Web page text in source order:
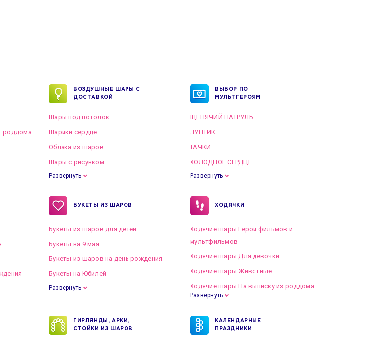
роддома
ВОЗДУШНЫЕ ШАРЫ С
ДОСТАВКОЙ
Шары под потолок
Шарики сердце
Облака из шаров
Шары с рисунком
Развернуть
ВЫБОР ПО
МУЛЬТГЕРОЯМ
ЩЕНЯЧИЙ ПАТРУЛЬ
ЛУНТИК
ТАЧКИ
ХОЛОДНОЕ СЕРДЦЕ
Развернуть
БУКЕТЫ ИЗ ШАРОВ
Букеты из шаров для детей
Букеты на 9 мая
Букеты из шаров на день рождения
Букеты на Юбилей
Развернуть
ХОДЯЧКИ
Ходячие шары Герои фильмов и
мультфильмов
Ходячие шары Для девочки
Ходячие шары Животные
Ходячие шары На выписку из роддома
Развернуть
ГИРЛЯНДЫ, АРКИ,
СТОЙКИ ИЗ ШАРОВ
КАЛЕНДАРНЫЕ
ПРАЗДНИКИ